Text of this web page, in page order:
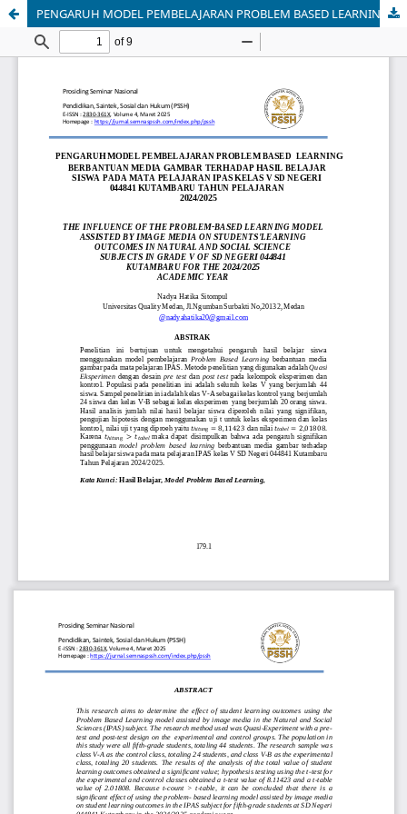
PENGARUH MODEL PEMBELAJARAN PROBLEM BASED LEARNING BERBANTUAN MEDIA GAMBAR TERHADAP HASIL BELAJAR SISWA PADA MATA PELAJARAN IPAS KELAS V SD NEGERI 044841 KUTAMBARU TAHUN PELAJARAN 2024/2025